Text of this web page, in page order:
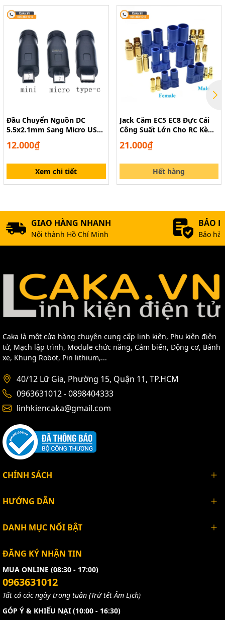
Đầu Chuyển Nguồn DC
5.5x2.1mm Sang Micro USB,
12.000₫
Xem chi tiết
Jack Cắm EC5 EC8 Đực Cái
Công Suất Lớn Cho RC Kèm
21.000₫
Hết hàng
GIAO HÀNG NHANH
Nội thành Hồ Chí Minh
BẢO
Bảo
Caka là một cửa hàng chuyên cung cấp linh kiện, Phụ kiện điện
tử, Mạch lập trình, Module chức năng, Cảm biến, Động cơ, Bánh
xe, Khung Robot, Pin lithium,...
40/12 Lữ Gia, Phường 15, Quận 11, TP.HCM
0963631012 - 0898404333
linhkiencaka@gmail.com
CHÍNH SÁCH
HƯỚNG DẪN
DANH MỤC NỔI BẬT
ĐĂNG KÝ NHẬN TIN
MUA ONLINE (08:30 - 17:00)
0963631012
Tất cả các ngày trong tuần (Trừ tết Âm Lịch)
GÓP Ý & KHIẾU NẠI (10:00 - 16:30)